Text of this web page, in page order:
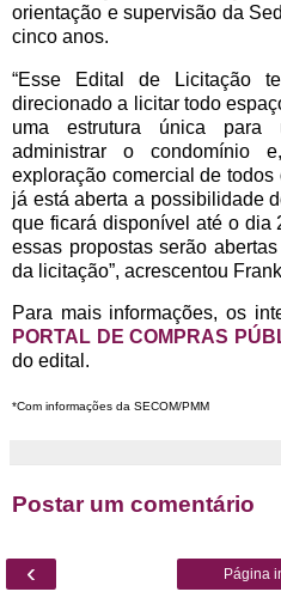
orientação e supervisão da
cinco anos.
“Esse Edital de Licitação
direcionado a licitar todo
uma estrutura única para
administrar o
exploração comercial de
já está aberta a possibilidade
que ficará disponível até o dia
essas propostas serão
da licitação”, acrescentou
Para mais informações, os
PORTAL DE COMPRAS
do edital.
*Com informações da SECOM/PMM
Postar um comentário
‹ Página